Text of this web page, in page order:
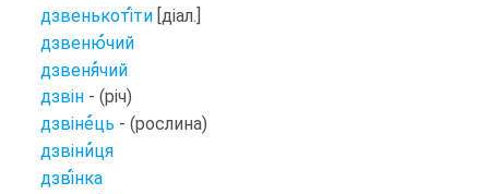
дзвенькотіти [діал.]
дзвенючий
дзвенячий
дзвін - (річ)
дзвінець - (рослина)
дзвіниця
дзвінка